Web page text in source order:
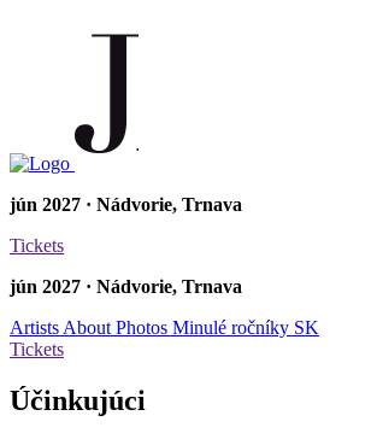
jún 2027 · Nádvorie, Trnava
Tickets
jún 2027 · Nádvorie, Trnava
Artists About Photos Minulé ročníky SK
Tickets
Účinkujúci